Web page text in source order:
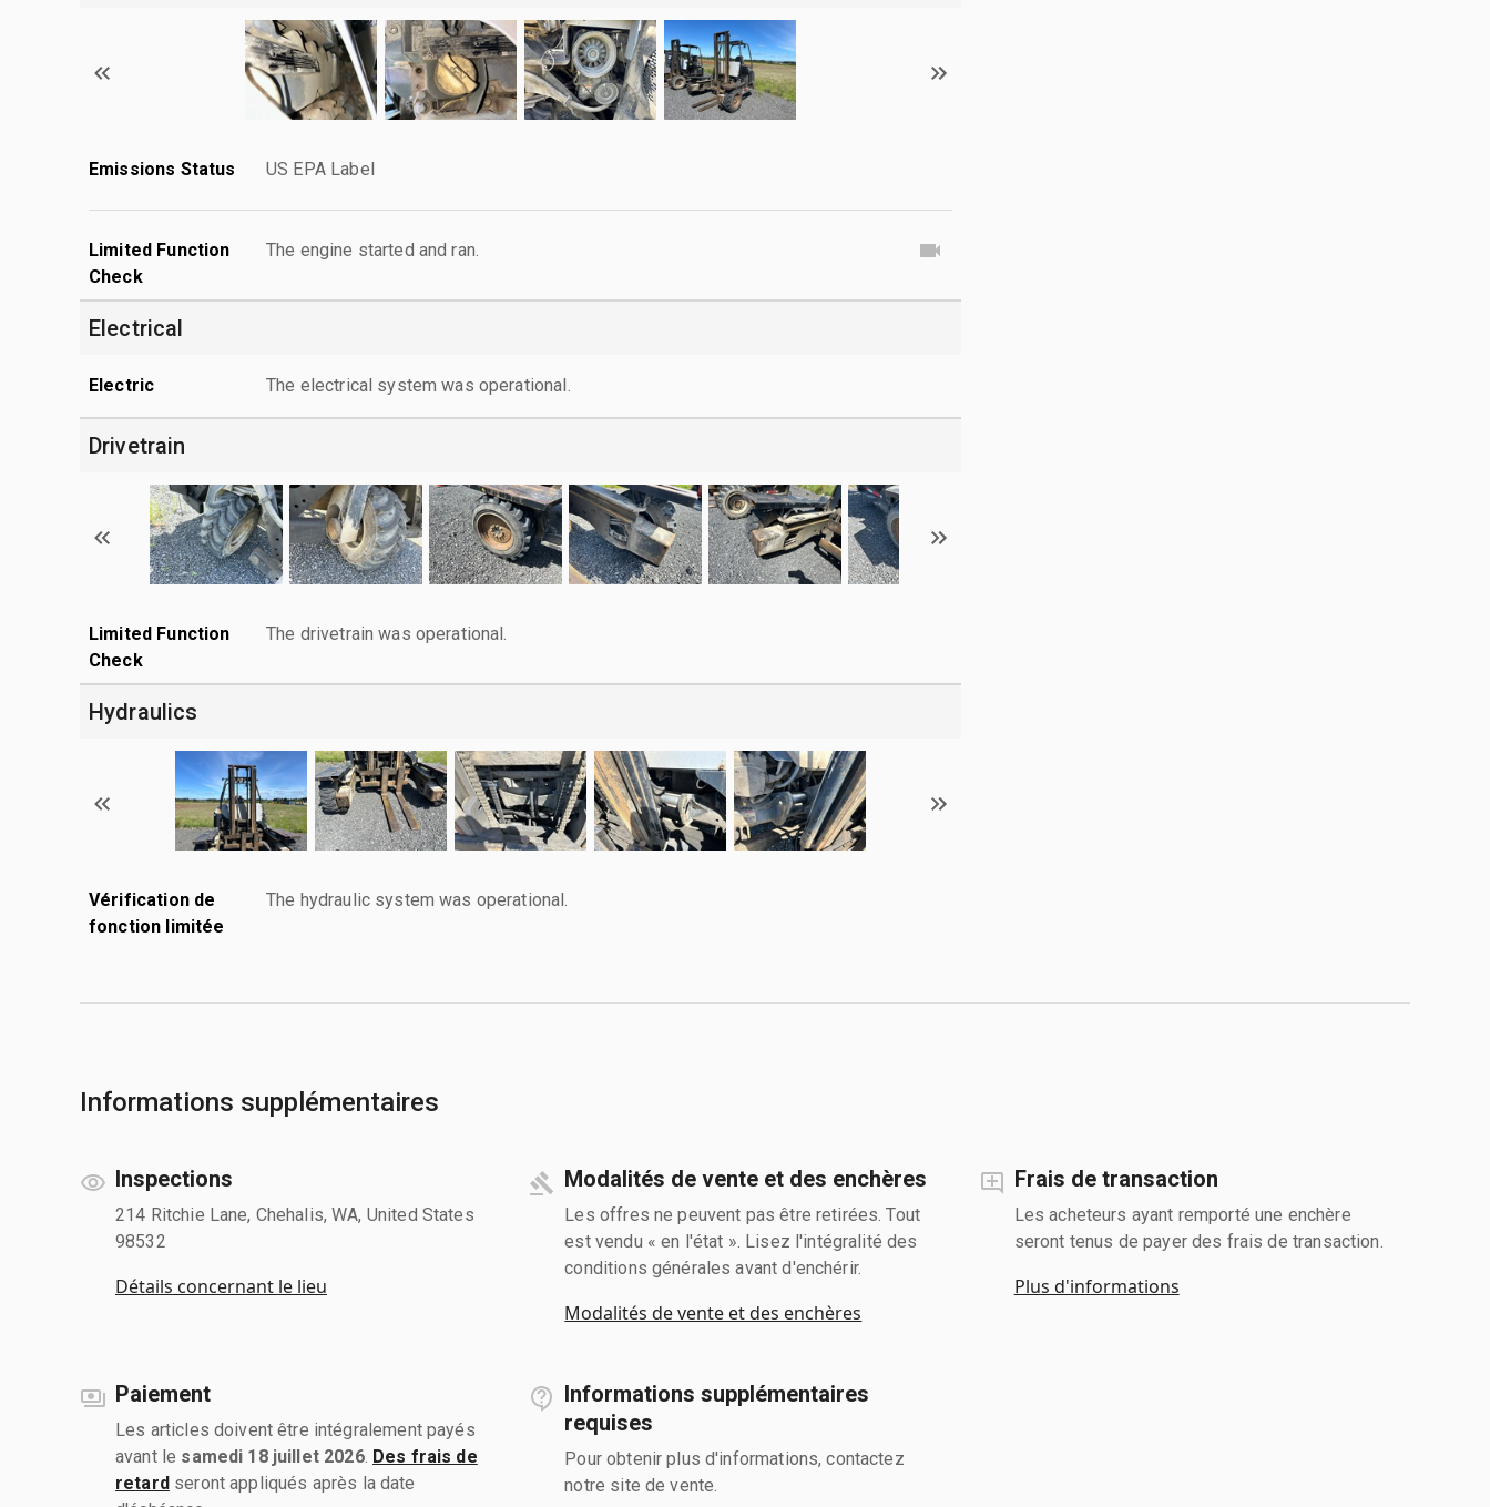
Emissions Status US EPA Label
Limited Function
Check
The engine started and ran.
Electrical
Electric The electrical system was operational.
Drivetrain
Limited Function
Check
The drivetrain was operational.
Hydraulics
Vérification de
fonction limitée
The hydraulic system was operational.
Informations supplémentaires
Inspections
214 Ritchie Lane, Chehalis, WA, United States
98532
Détails concernant le lieu
Modalités de vente et des enchères
Les offres ne peuvent pas être retirées. Tout
est vendu « en l'état ». Lisez l'intégralité des
conditions générales avant d'enchérir.
Modalités de vente et des enchères
Frais de transaction
Les acheteurs ayant remporté une enchère
seront tenus de payer des frais de transaction.
Plus d'informations
Paiement
Les articles doivent être intégralement payés
avant le samedi 18 juillet 2026. Des frais de
retardseront appliqués après la date
Informations supplémentaires
requises
Pour obtenir plus d'informations, contactez
notre site de vente.